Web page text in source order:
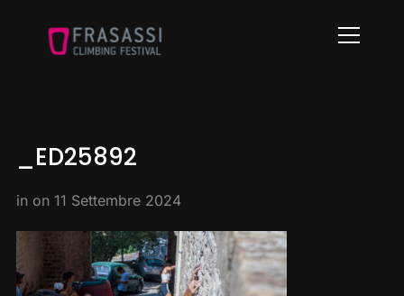
Info
_ED25892
in on 11 Settembre 2024